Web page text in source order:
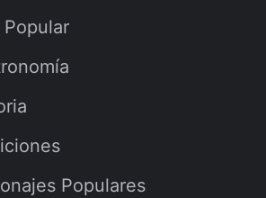
Populares